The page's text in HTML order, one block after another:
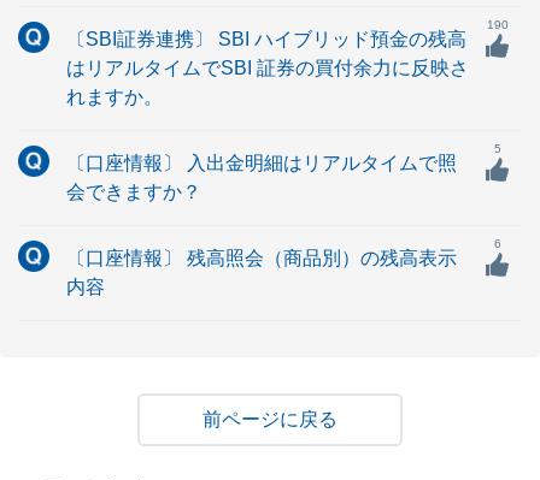
〔SBI証券連携〕 SBI ハイブリッド預金の残高
はリアルタイムでSBI 証券の買付余力に反映さ
れますか。
190
〔口座情報〕 入出金明細はリアルタイムで照
会できますか？
5
〔口座情報〕 残高照会（商品別）の残高表示
内容
6
戻る